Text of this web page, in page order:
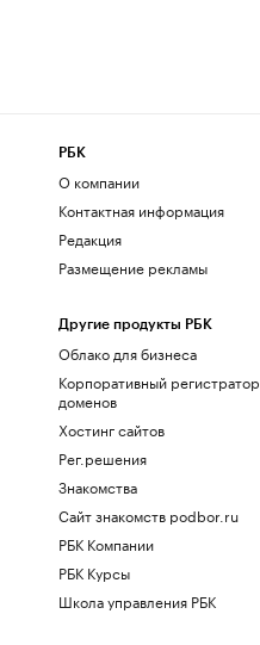
РБК
О компании
Контактная информация
Редакция
Размещение рекламы
Другие продукты РБК
Облако для бизнеса
Корпоративный регистратор
доменов
Хостинг сайтов
Рег.решения
Знакомства
Сайт знакомств podbor.ru
РБК Компании
РБК Курсы
Школа управления РБК